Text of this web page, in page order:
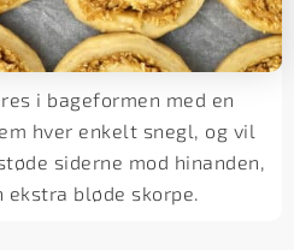
i bageformen med en
hver enkelt snegl, og vil
siderne mod hinanden,
ekstra bløde skorpe.